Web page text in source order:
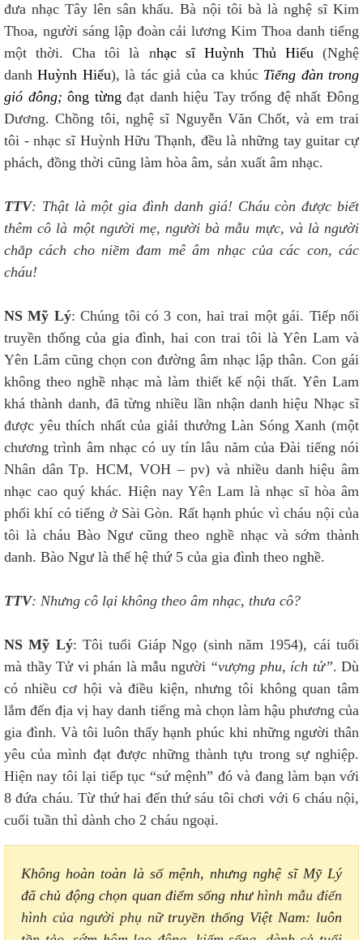
đưa nhạc Tây lên sân khấu. Bà nội tôi bà là nghệ sĩ Kim
Thoa, người sáng lập đoàn cải lương Kim Thoa danh tiếng
một thời. Cha tôi là nhạc sĩ Huỳnh Thủ Hiếu (Nghệ
danhHuỳnh Hiếu), là tác giả của ca khúc Tiếng đàn trong
gió đông;ông từngđạt danh hiệu Tay trống đệ nhất Đông
Dương. Chồng tôi, nghệ sĩ Nguyễn Văn Chốt, và em trai
tôi - nhạc sĩ Huỳnh Hữu Thạnh, đều là những tay guitar cự
phách, đồng thời cũng làm hòa âm, sản xuất âm nhạc.
TTV: Thật là một gia đình danh giá! Cháu còn được biết
thêm cô là một người mẹ, người bà mẫu mực, và là người
chắp cách cho niềm đam mê âm nhạc của các con, các
cháu!
NS Mỹ Lý: Chúng tôi có 3 con, hai trai một gái. Tiếp nối
truyền thống của gia đình, hai con trai tôi là Yên Lam và
Yên Lâm cũng chọn con đường âm nhạc lập thân. Con gái
không theo nghề nhạc mà làm thiết kế nội thất. Yên Lam
khá thành danh, đã từng nhiều lần nhận danh hiệu Nhạc sĩ
được yêu thích nhất của giải thưởng Làn Sóng Xanh (một
chương trình âm nhạc có uy tín lâu năm của Đài tiếng nói
Nhân dân Tp. HCM, VOH – pv) và nhiều danh hiệu âm
nhạc cao quý khác. Hiện nay Yên Lam là nhạc sĩ hòa âm
phối khí có tiếng ở Sài Gòn. Rất hạnh phúc vì cháu nội của
tôi là cháu Bào Ngư cũng theo nghề nhạc và sớm thành
danh. Bào Ngư là thế hệ thứ 5 của gia đình theo nghề.
TTV: Nhưng cô lại không theo âm nhạc, thưa cô?
NS Mỹ Lý: Tôi tuổi Giáp Ngọ (sinh năm 1954), cái tuổi
mà thầy Tử vi phán là mẫu người “vượng phu, ích tử”. Dù
có nhiều cơ hội và điều kiện, nhưng tôi không quan tâm
lắm đến địa vị hay danh tiếng mà chọn làm hậu phương của
gia đình. Và tôi luôn thấy hạnh phúc khi những người thân
yêu của mình đạt được những thành tựu trong sự nghiệp.
Hiện nay tôi lại tiếp tục “sứ mệnh” đó và đang làm bạn với
8 đứa cháu. Từ thứ hai đến thứ sáu tôi chơi với 6 cháu nội,
cuối tuần thì dành cho 2 cháu ngoại.
Không hoàn toàn là số mệnh, nhưng nghệ sĩ Mỹ Lý
đã chủ động chọn quan điểm sống nhưhình mẫu điển
hình của người phụ nữtruyền thống Việt Nam: luôn